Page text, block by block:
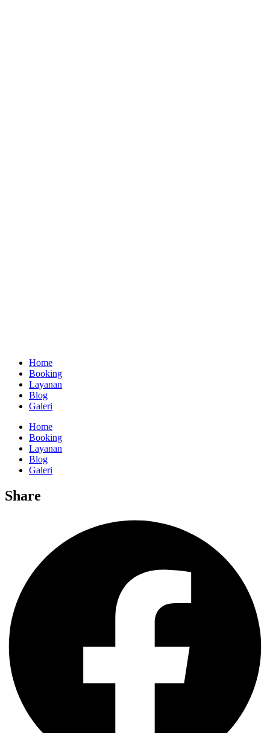
Home
Booking
Layanan
Blog
Galeri
Home
Booking
Layanan
Blog
Galeri
Share